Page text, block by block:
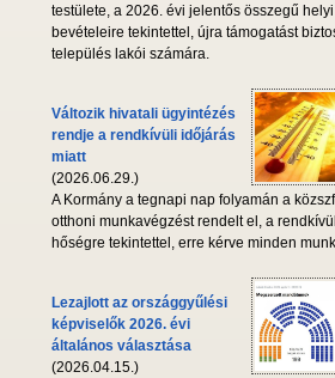
testülete, a 2026. évi jelentős összegű
bevételeire tekintettel, újra támogatást
település lakói számára.
Változik hivatali ügyintézés
rendje a rendkívüli időjárás
miatt
(2026.06.29.)
A Kormány a tegnapi nap folyamán a
otthoni munkavégzést rendelt el, a
hőségre tekintettel, erre kérve minden
Lezajlott az országgyűlési
képviselők 2026. évi
általános választása
(2026.04.15.)